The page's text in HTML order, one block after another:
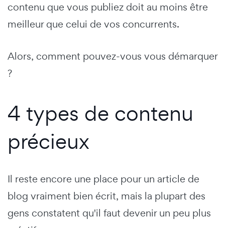
contenu que vous publiez doit au moins être
meilleur que celui de vos concurrents.
Alors, comment pouvez-vous vous démarquer
?
4 types de contenu
précieux
Il reste encore une place pour un article de
blog vraiment bien écrit, mais la plupart des
gens constatent qu'il faut devenir un peu plus